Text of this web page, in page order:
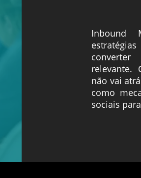
Inbound
relevante.
não vai
como
sociais